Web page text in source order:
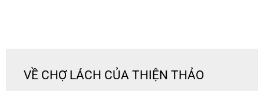
VỀ CHỢ LÁCH CỦA THIỆN THẢO